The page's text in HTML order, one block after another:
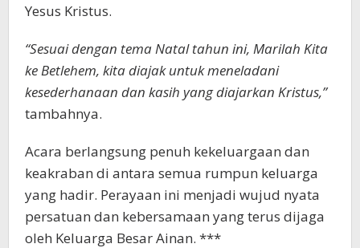
Yesus Kristus.
“Sesuai dengan tema Natal tahun ini, Marilah Kita
ke Betlehem, kita diajak untuk meneladani
kesederhanaan dan kasih yang diajarkan Kristus,”
tambahnya.
Acara berlangsung penuh kekeluargaan dan
keakraban di antara semua rumpun keluarga
yang hadir. Perayaan ini menjadi wujud nyata
persatuan dan kebersamaan yang terus dijaga
oleh Keluarga Besar Ainan. ***